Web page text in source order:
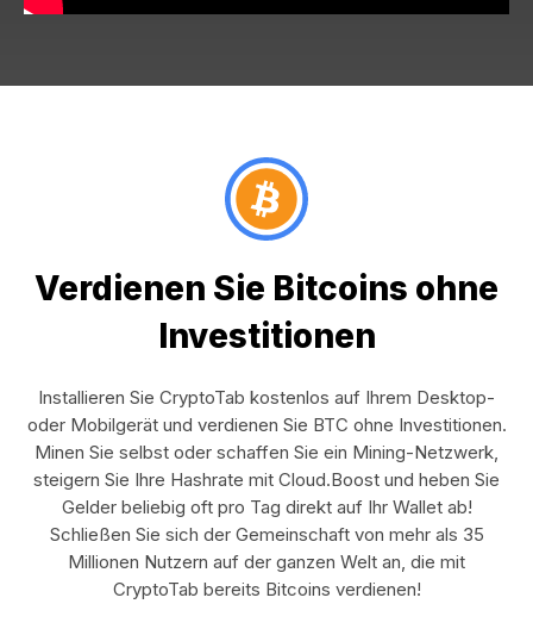
Verdienen Sie Bitcoins ohne
Investitionen
Installieren Sie CryptoTab kostenlos auf Ihrem Desktop-
oder Mobilgerät und verdienen Sie BTC ohne Investitionen.
Minen Sie selbst oder schaffen Sie ein Mining-Netzwerk,
steigern Sie Ihre Hashrate mit Cloud.Boost und heben Sie
Gelder beliebig oft pro Tag direkt auf Ihr Wallet ab!
Schließen Sie sich der Gemeinschaft von mehr als 35
Millionen Nutzern auf der ganzen Welt an, die mit
CryptoTab bereits Bitcoins verdienen!